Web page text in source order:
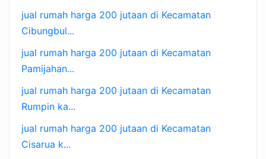
jual rumah harga 200 jutaan di Kecamatan
Cibungbul...
jual rumah harga 200 jutaan di Kecamatan
Pamijahan...
jual rumah harga 200 jutaan di Kecamatan
Rumpin ka...
jual rumah harga 200 jutaan di Kecamatan
Cisarua k...